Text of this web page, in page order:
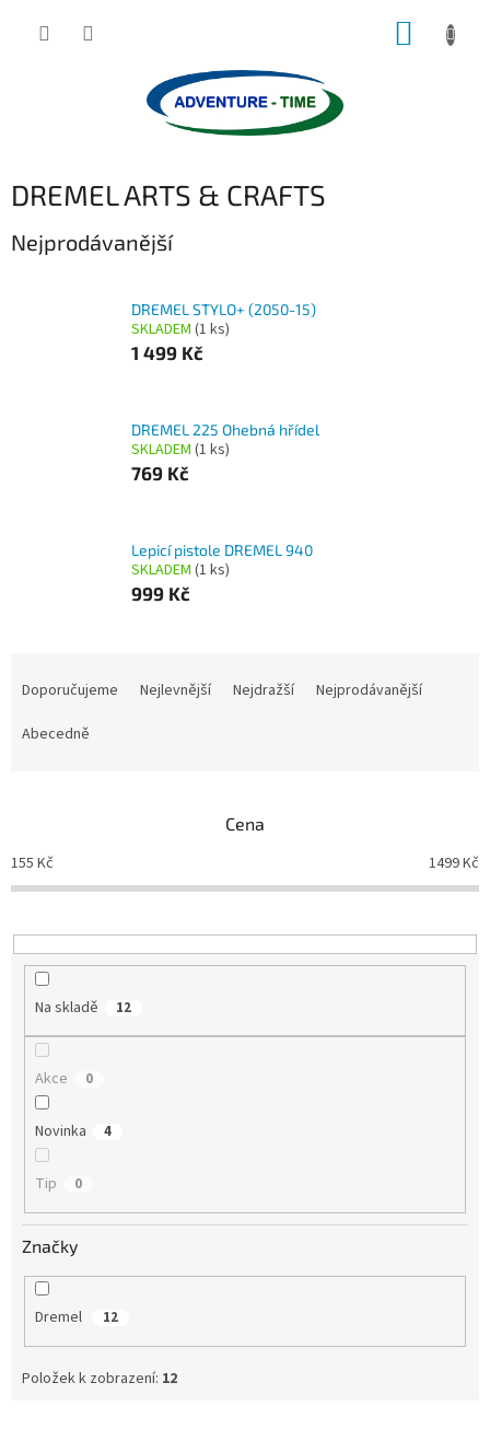
DREMEL ARTS & CRAFTS
Nejprodávanější
DREMEL STYLO+ (2050-15)
SKLADEM (1 ks)
1 499 Kč
DREMEL 225 Ohebná hřídel
SKLADEM (1 ks)
769 Kč
Lepicí pistole DREMEL 940
SKLADEM (1 ks)
999 Kč
o
d
k
t
Doporučujeme Nejlevnější Nejdražší
Nejprodávanější
Abecedně
Cena
155 Kč 1499Kč
Na skladě 12
Akce 0
Novinka 4
Tip 0
Značky
Dremel 12
Položek k zobrazení: 12